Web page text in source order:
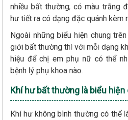
nhiều bất thường; có màu trắng
hư tiết ra có dạng đặc quánh kèm
Ngoài những biểu hiện chung
giới bất thường thì với mỗi dạng
hiệu để chị em phụ nữ có thể
bệnh lý phụ khoa nào.
Khí hư bất thường là biểu hiện
Khí hư không bình thường có thể